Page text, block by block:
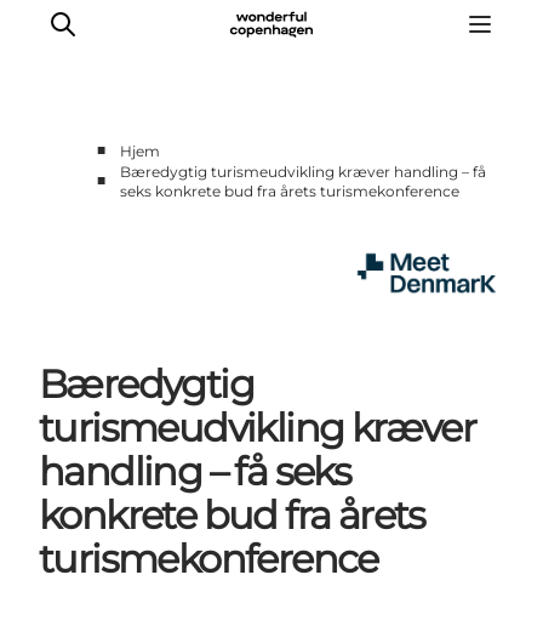
■
Hjem
■
Bæredygtig turismeudvikling kræver handling – få
seks konkrete bud fra årets turismekonference
Bæredygtig
turismeudvikling kræver
handling – få seks
konkrete bud fra årets
turismekonference